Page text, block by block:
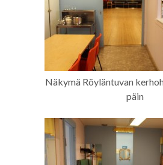
Näkymä Röyläntuvan
päin